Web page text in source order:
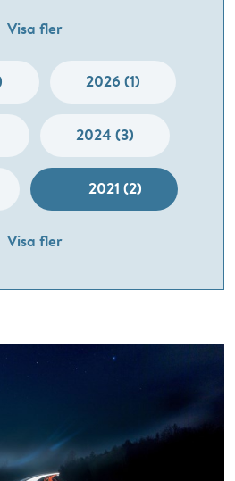
Visa fler
2026 (1)
2024 (3)
2021 (2)
Visa fler